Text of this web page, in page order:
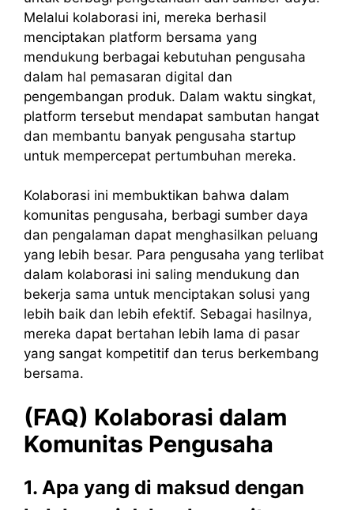
Melalui kolaborasi ini, mereka berhasil
menciptakan platform bersama yang
mendukung berbagai kebutuhan pengusaha
dalam hal pemasaran digital dan
pengembangan produk. Dalam waktu singkat,
platform tersebut mendapat sambutan hangat
dan membantu banyak pengusaha startup
untuk mempercepat pertumbuhan mereka.
Kolaborasi ini membuktikan bahwa dalam
komunitas pengusaha, berbagi sumber daya
dan pengalaman dapat menghasilkan peluang
yang lebih besar. Para pengusaha yang terlibat
dalam kolaborasi ini saling mendukung dan
bekerja sama untuk menciptakan solusi yang
lebih baik dan lebih efektif. Sebagai hasilnya,
mereka dapat bertahan lebih lama di pasar
yang sangat kompetitif dan terus berkembang
bersama.
(FAQ) Kolaborasi dalam
Komunitas Pengusaha
1. Apa yang di maksud dengan